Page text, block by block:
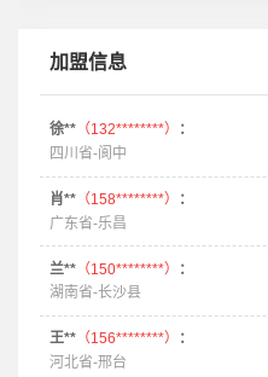
加盟信息
徐**（132********）
：
四川省-阆中
肖**（158********）
：
广东省-乐昌
兰**（150********）
：
湖南省-长沙县
王**（156********）
：
河北省-邢台